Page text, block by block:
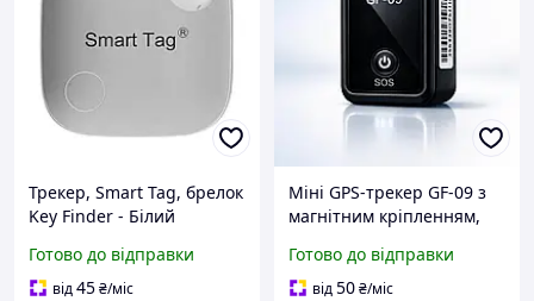
Трекер, Smart Tag, брелок
Key Finder - Білий
Готово до відправки
від45₴/міс
Міні GPS-трекер GF-09 з
магнітним кріпленням,
та кнопкою SOS для авто,
речей і тварин
Готово до відправки
від50₴/міс